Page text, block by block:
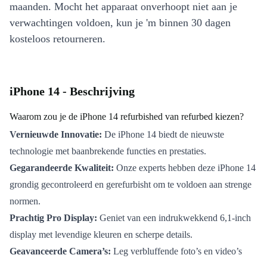
maanden. Mocht het apparaat onverhoopt niet aan je
verwachtingen voldoen, kun je 'm binnen 30 dagen
kosteloos retourneren.
iPhone 14 - Beschrijving
Waarom zou je de iPhone 14 refurbished van refurbed kiezen?
Vernieuwde Innovatie: De iPhone 14 biedt de nieuwste
technologie met baanbrekende functies en prestaties.
Gegarandeerde Kwaliteit: Onze experts hebben deze iPhone 14
grondig gecontroleerd en gerefurbisht om te voldoen aan strenge
normen.
Prachtig Pro Display: Geniet van een indrukwekkend 6,1-inch
display met levendige kleuren en scherpe details.
Geavanceerde Camera’s: Leg verbluffende foto’s en video’s